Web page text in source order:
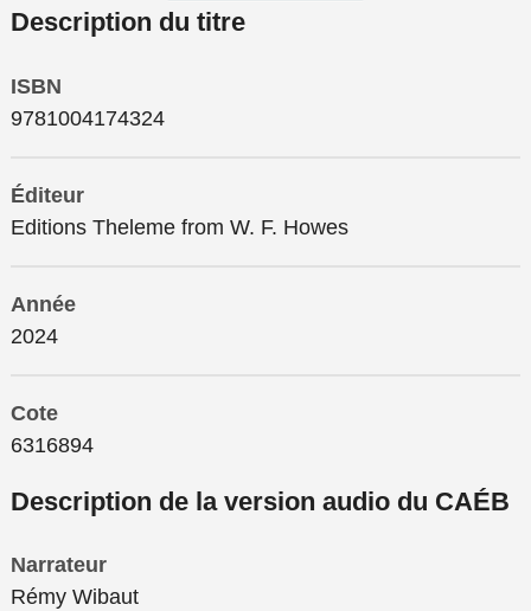
Description du titre
ISBN
9781004174324
Éditeur
Editions Theleme from W. F. Howes
Année
2024
Cote
6316894
Description de la version audio du CAÉB
Narrateur
Rémy Wibaut